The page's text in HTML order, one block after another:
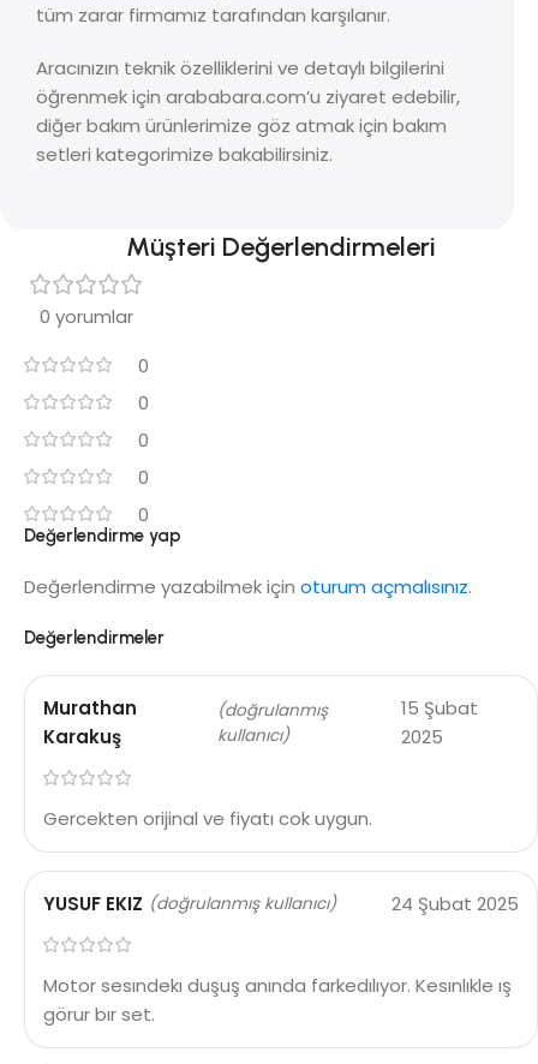
tüm zarar firmamız tarafından karşılanır.
Aracınızın teknik özelliklerini ve detaylı bilgilerini
öğrenmek için arababara.com’u ziyaret edebilir,
diğer bakım ürünlerimize göz atmak için bakım
setleri kategorimize bakabilirsiniz.
Müşteri Değerlendirmeleri
0 yorumlar
0
0
0
0
0
Değerlendirmeler
Murathan
Karakuş
(doğrulanmış
kullanıcı)
15 Şubat
2025
Gercekten orijinal ve fiyatı cok uygun.
YUSUF EKIZ (doğrulanmış kullanıcı) 24 Şubat 2025
Motor sesındekı duşuş anında farkedılıyor. Kesınlıkle ış
görur bır set.
Değerlendirme yap
Değerlendirme yazabilmek için oturum açmalısınız.